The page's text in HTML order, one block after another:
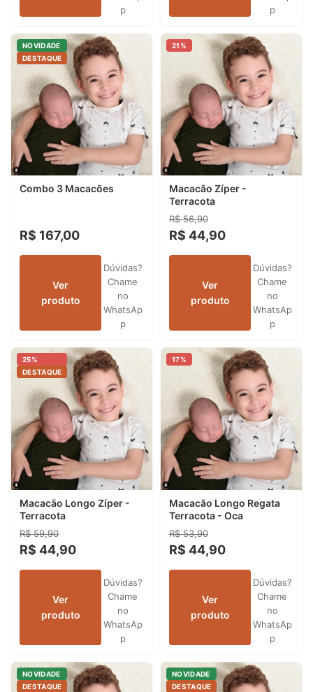
p
p
NOVIDADE
DESTAQUE
Combo 3 Macacões
R$ 167,00
Ver
produto
Dúvidas?
Chame
no
WhatsAp
p
21%
Macacão Zíper -
Terracota
R$ 56,90
R$ 44,90
Ver
produto
Dúvidas?
Chame
no
WhatsAp
p
25%
DESTAQUE
Macacão Longo Zíper -
Terracota
R$ 59,90
R$ 44,90
Ver
produto
Dúvidas?
Chame
no
WhatsAp
p
17%
Macacão Longo Regata
Terracota - Oca
R$ 53,90
R$ 44,90
Ver
produto
Dúvidas?
Chame
no
WhatsAp
p
NOVIDADE
DESTAQUE
NOVIDADE
DESTAQUE